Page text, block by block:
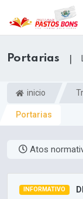
Portarias |
inicio
Portarias
Atos
INFORMATIVO